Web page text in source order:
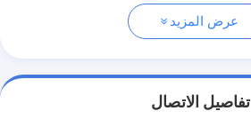
عرض المزيد
تفاصيل الاتصال